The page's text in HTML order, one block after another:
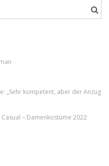
„Sehr kompetent, aber der Anzug
– Damenkostüme 2022